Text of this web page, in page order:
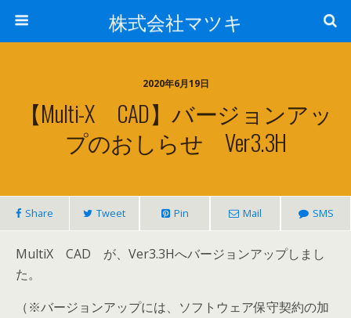
株式会社マツキ
2020年6月19日
【Multi-X CAD】バージョンアッ
プのおしらせ Ver3.3H
Share Tweet Pin Mail SMS
MultiX CAD が、Ver3.3Hへバージョンアップしまし
た。
（※バージョンアップには、ソフトウェア保守契約の加